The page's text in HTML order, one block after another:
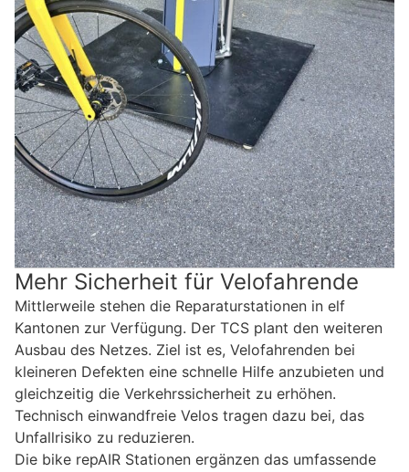
Mehr Sicherheit für Velofahrende
Mittlerweile stehen die Reparaturstationen in elf
Kantonen zur Verfügung. Der TCS plant den weiteren
Ausbau des Netzes. Ziel ist es, Velofahrenden bei
kleineren Defekten eine schnelle Hilfe anzubieten und
gleichzeitig die Verkehrssicherheit zu erhöhen.
Technisch einwandfreie Velos tragen dazu bei, das
Unfallrisiko zu reduzieren.
Die bike repAIR Stationen ergänzen das umfassende